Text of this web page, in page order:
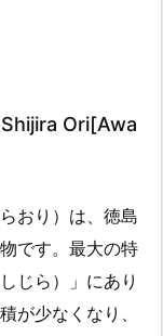
Ori[Awa
おり）は、徳島
です。最大の特
じら）」にあり
が少なくなり、